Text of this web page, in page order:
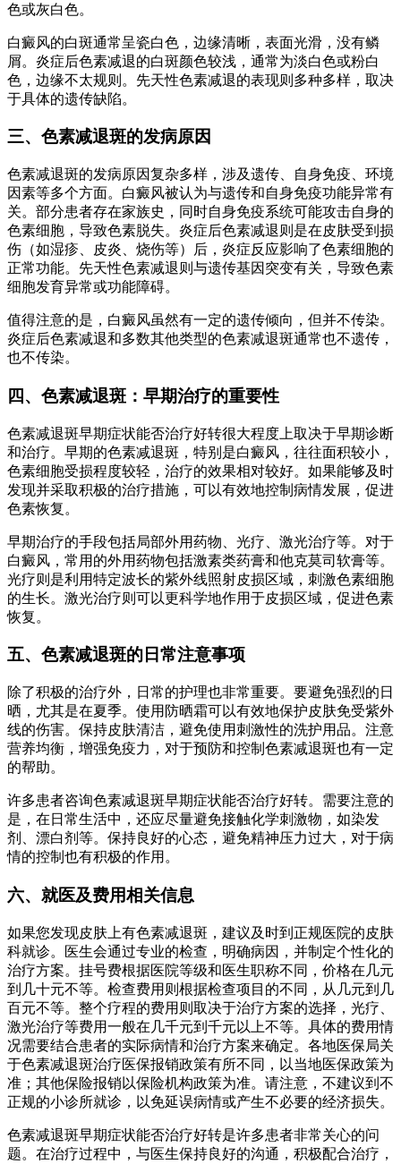
色或灰白色。
白癜风的白斑通常呈瓷白色，边缘清晰，表面光滑，没有鳞
屑。炎症后色素减退的白斑颜色较浅，通常为淡白色或粉白
色，边缘不太规则。先天性色素减退的表现则多种多样，取决
于具体的遗传缺陷。
三、色素减退斑的发病原因
色素减退斑的发病原因复杂多样，涉及遗传、自身免疫、环境
因素等多个方面。白癜风被认为与遗传和自身免疫功能异常有
关。部分患者存在家族史，同时自身免疫系统可能攻击自身的
色素细胞，导致色素脱失。炎症后色素减退则是在皮肤受到损
伤（如湿疹、皮炎、烧伤等）后，炎症反应影响了色素细胞的
正常功能。先天性色素减退则与遗传基因突变有关，导致色素
细胞发育异常或功能障碍。
值得注意的是，白癜风虽然有一定的遗传倾向，但并不传染。
炎症后色素减退和多数其他类型的色素减退斑通常也不遗传，
也不传染。
四、色素减退斑：早期治疗的重要性
色素减退斑早期症状能否治疗好转很大程度上取决于早期诊断
和治疗。早期的色素减退斑，特别是白癜风，往往面积较小，
色素细胞受损程度较轻，治疗的效果相对较好。如果能够及时
发现并采取积极的治疗措施，可以有效地控制病情发展，促进
色素恢复。
早期治疗的手段包括局部外用药物、光疗、激光治疗等。对于
白癜风，常用的外用药物包括激素类药膏和他克莫司软膏等。
光疗则是利用特定波长的紫外线照射皮损区域，刺激色素细胞
的生长。激光治疗则可以更科学地作用于皮损区域，促进色素
恢复。
五、色素减退斑的日常注意事项
除了积极的治疗外，日常的护理也非常重要。要避免强烈的日
晒，尤其是在夏季。使用防晒霜可以有效地保护皮肤免受紫外
线的伤害。保持皮肤清洁，避免使用刺激性的洗护用品。注意
营养均衡，增强免疫力，对于预防和控制色素减退斑也有一定
的帮助。
许多患者咨询色素减退斑早期症状能否治疗好转。需要注意的
是，在日常生活中，还应尽量避免接触化学刺激物，如染发
剂、漂白剂等。保持良好的心态，避免精神压力过大，对于病
情的控制也有积极的作用。
六、就医及费用相关信息
如果您发现皮肤上有色素减退斑，建议及时到正规医院的皮肤
科就诊。医生会通过专业的检查，明确病因，并制定个性化的
治疗方案。挂号费根据医院等级和医生职称不同，价格在几元
到几十元不等。检查费用则根据检查项目的不同，从几元到几
百元不等。整个疗程的费用则取决于治疗方案的选择，光疗、
激光治疗等费用一般在几千元到千元以上不等。具体的费用情
况需要结合患者的实际病情和治疗方案来确定。各地医保局关
于色素减退斑治疗医保报销政策有所不同，以当地医保政策为
准；其他保险报销以保险机构政策为准。请注意，不建议到不
正规的小诊所就诊，以免延误病情或产生不必要的经济损失。
色素减退斑早期症状能否治疗好转是许多患者非常关心的问
题。在治疗过程中，与医生保持良好的沟通，积极配合治疗，